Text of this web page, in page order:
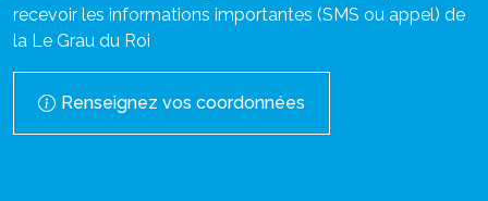
recevoir les informations importantes (SMS ou appel) de
la Le Grau du Roi
Renseignez vos coordonnées